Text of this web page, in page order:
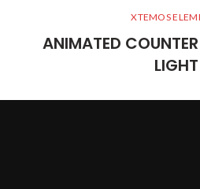
XTEMOS
ANIMATED
LIGHT